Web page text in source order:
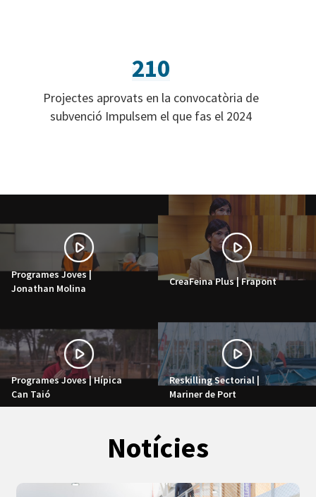
210
Projectes aprovats en la convocatòria de
subvenció Impulsem el que fas el 2024
Programes Joves |
Jonathan Molina
CreaFeina Plus | Frapont
Programes Joves | Hípica
Can Taió
Reskilling Sectorial |
Mariner de Port
Notícies